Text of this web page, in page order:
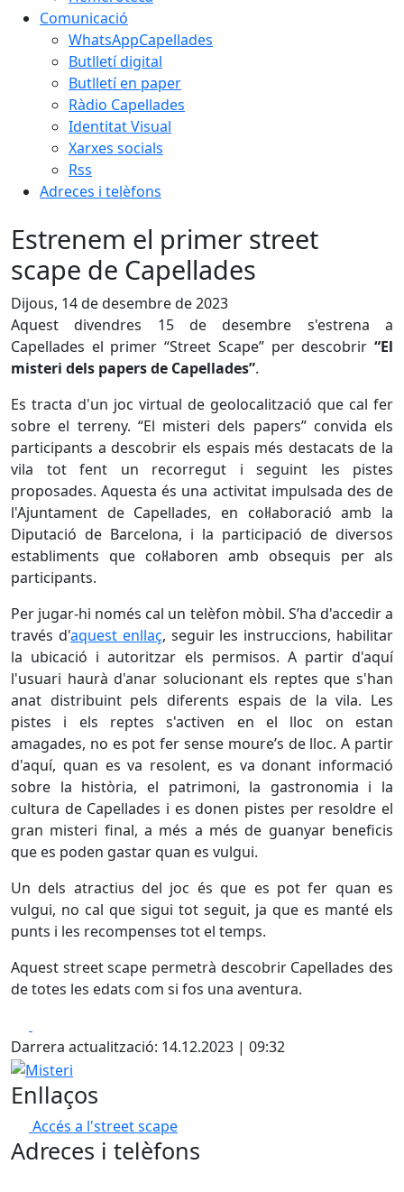
Comunicació
WhatsAppCapellades
Butlletí digital
Butlletí en paper
Ràdio Capellades
Identitat Visual
Xarxes socials
Rss
Adreces i telèfons
Estrenem el primer street
scape de Capellades
Dijous, 14 de desembre de 2023
Aquest divendres 15 de desembre s'estrena a
Capellades el primer “Street Scape” per descobrir “El
misteri dels papers de Capellades”.
Es tracta d'un joc virtual de geolocalització que cal fer
sobre el terreny. “El misteri dels papers” convida els
participants a descobrir els espais més destacats de la
vila tot fent un recorregut i seguint les pistes
proposades. Aquesta és una activitat impulsada des de
l'Ajuntament de Capellades, en col·laboració amb la
Diputació de Barcelona, i la participació de diversos
establiments que col·laboren amb obsequis per als
participants.
Per jugar-hi només cal un telèfon mòbil. S’ha d'accedir a
través d'aquest enllaç, seguir les instruccions, habilitar
la ubicació i autoritzar els permisos. A partir d'aquí
l'usuari haurà d'anar solucionant els reptes que s'han
anat distribuint pels diferents espais de la vila. Les
pistes i els reptes s'activen en el lloc on estan
amagades, no es pot fer sense moure’s de lloc. A partir
d'aquí, quan es va resolent, es va donant informació
sobre la història, el patrimoni, la gastronomia i la
cultura de Capellades i es donen pistes per resoldre el
gran misteri final, a més a més de guanyar beneficis
que es poden gastar quan es vulgui.
Un dels atractius del joc és que es pot fer quan es
vulgui, no cal que sigui tot seguit, ja que es manté els
punts i les recompenses tot el temps.
Aquest street scape permetrà descobrir Capellades des
de totes les edats com si fos una aventura.
Darrera actualització: 14.12.2023 | 09:32
Misteri
Enllaços
Accés a l'street scape
Adreces i telèfons